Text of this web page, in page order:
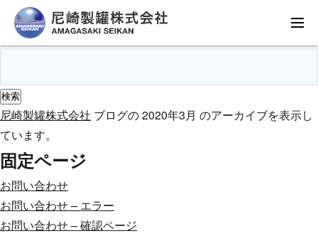
「尼崎製罐株式会社 行動計画」に関するお知らせ。
尼崎製罐株式会社 ブログの 2020年3月 のアーカイブを表示し
ています。
固定ページ
お問い合わせ
お問い合わせ – エラー
お問い合わせ – 確認ページ